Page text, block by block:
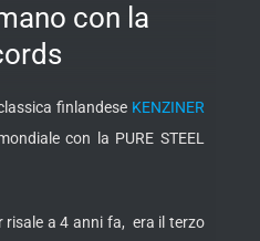
con la
finlandese KENZINER
con la PURE STEEL
risale a 4 anni fa, era il terzo